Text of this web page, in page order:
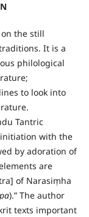
the still
It is a
philological
to look into
Tantric
with the
by adoration of
are
of Narasiṃha
).” The author
texts important